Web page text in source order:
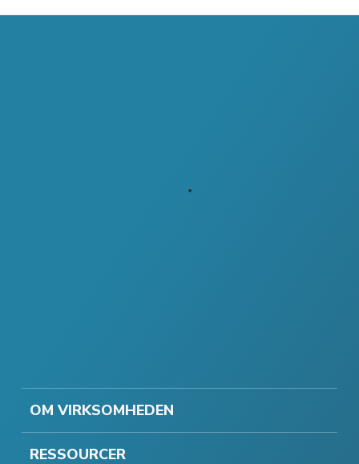
OM VIRKSOMHEDEN
RESSOURCER